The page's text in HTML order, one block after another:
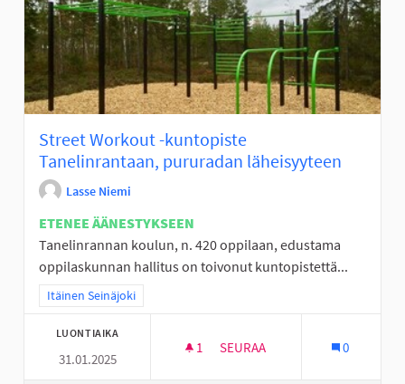
Street Workout -kuntopiste
Tanelinrantaan, pururadan läheisyyteen
Lasse Niemi
ETENEE ÄÄNESTYKSEEN
Tanelinrannan koulun, n. 420 oppilaan, edustama
oppilaskunnan hallitus on toivonut kuntopistettä...
Rajaa tulokset teeman mukaan: Itäinen Seinäjoki
Itäinen Seinäjoki
LUONTIAIKA
31.01.2025
1 1 SEURAAJA
SEURAA 0